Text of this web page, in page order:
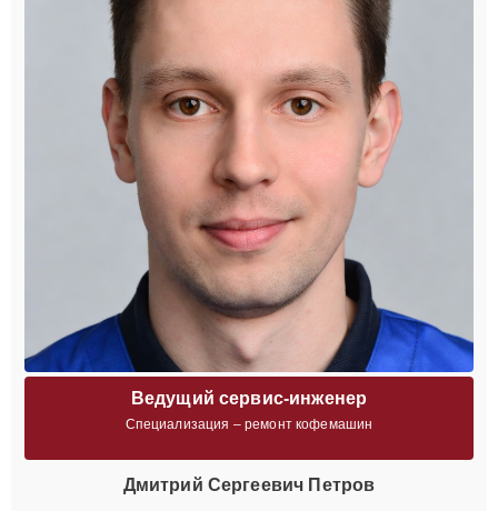
Ведущий сервис-инженер
Специализация – ремонт кофемашин
Дмитрий Сергеевич Петров